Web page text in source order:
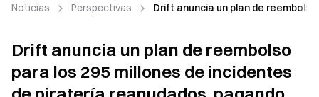
Noticias Perspectivas Drift anuncia un plan de
Drift anuncia un plan de reembolso
para los 295 millones de incidentes